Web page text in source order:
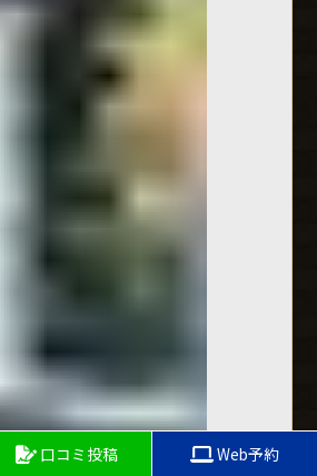
口コミ投稿 Web予約